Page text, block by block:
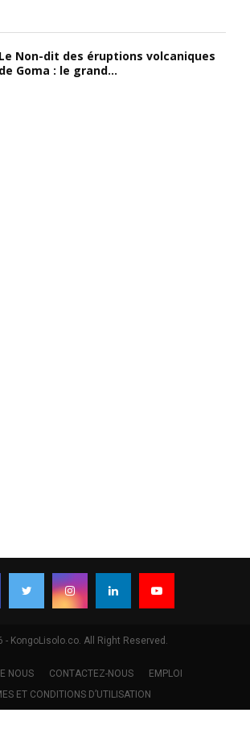
Le Non-dit des éruptions volcaniques
de Goma : le grand...
- KongoLisolo.co. All Right Reserved.
NOUS CONTACTEZ-NOUS
EMPLOI
ET CONDITIONS D’UTILISATION